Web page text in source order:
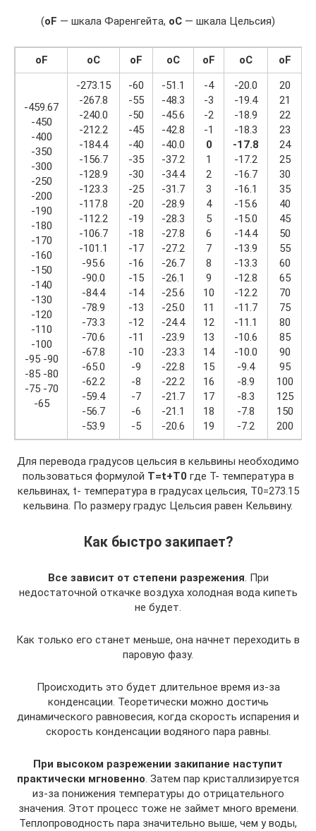
(oF — шкала Фаренгейта, oC — шкала Цельсия)
oF oC oF oC oF oC oF
-459.67
-450
-400
-350
-300
-250
-200
-190
-180
-170
-160
-150
-140
-130
-120
-110
-100
-95 -90
-85 -80
-75 -70
-65
-273.15
-267.8
-240.0
-212.2
-184.4
-156.7
-128.9
-123.3
-117.8
-112.2
-106.7
-101.1
-95.6
-90.0
-84.4
-78.9
-73.3
-70.6
-67.8
-65.0
-62.2
-59.4
-56.7
-53.9
-60
-55
-50
-45
-40
-35
-30
-25
-20
-19
-18
-17
-16
-15
-14
-13
-12
-11
-10
-9
-8
-7
-6
-5
-51.1
-48.3
-45.6
-42.8
-40.0
-37.2
-34.4
-31.7
-28.9
-28.3
-27.8
-27.2
-26.7
-26.1
-25.6
-25.0
-24.4
-23.9
-23.3
-22.8
-22.2
-21.7
-21.1
-20.6
-4
-3
-2
-1
0
1
2
3
4
5
6
7
8
9
10
11
12
13
14
15
16
17
18
19
-20.0
-19.4
-18.9
-18.3
-17.8
-17.2
-16.7
-16.1
-15.6
-15.0
-14.4
-13.9
-13.3
-12.8
-12.2
-11.7
-11.1
-10.6
-10.0
-9.4
-8.9
-8.3
-7.8
-7.2
20
21
22
23
24
25
30
35
40
45
50
55
60
65
70
75
80
85
90
95
100
125
150
200
Для перевода градусов цельсия в кельвины необходимо
пользоваться формулой T=t+T0 где T- температура в
кельвинах, t- температура в градусах цельсия, T0=273.15
кельвина. По размеру градус Цельсия равен Кельвину.
Как быстро закипает?
Все зависит от степени разрежения. При
недостаточной откачке воздуха холодная вода кипеть
не будет.
Как только его станет меньше, она начнет переходить в
паровую фазу.
Происходить это будет длительное время из-за
конденсации. Теоретически можно достичь
динамического равновесия, когда скорость испарения и
скорость конденсации водяного пара равны.
При высоком разрежении закипание наступит
практически мгновенно. Затем пар кристаллизируется
из-за понижения температуры до отрицательного
значения. Этот процесс тоже не займет много времени.
Теплопроводность пара значительно выше, чем у воды,